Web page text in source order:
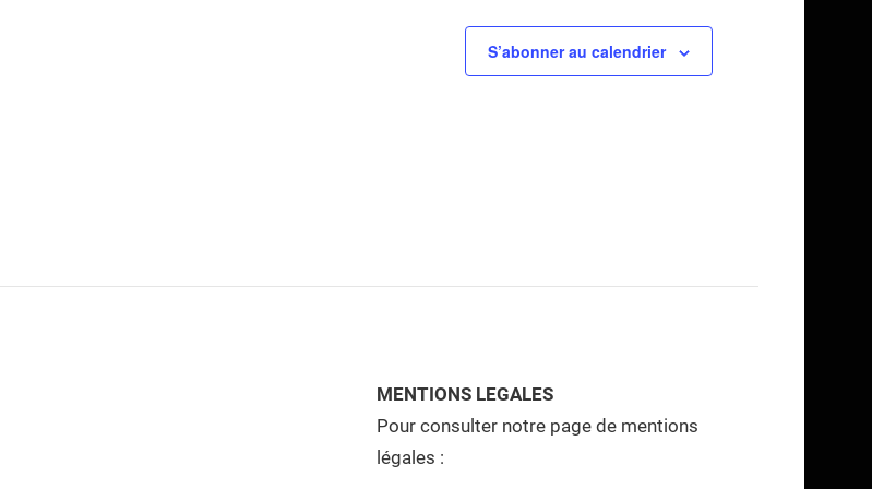
S’abonner au calendrier
MENTIONS LEGALES
Pour consulter notre page de mentions
légales :